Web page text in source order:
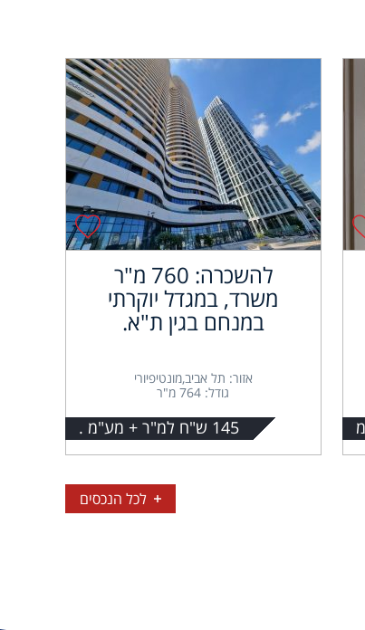
להשכרה: 760 מ"ר
משרד, במגדל יוקרתי
במנחם בגין ת"א.
אזור: תל אביב,מונטיפיורי
גודל: 764 מ"ר
145 ש"ח למ"ר + מע"מ .
לכל הנכסים